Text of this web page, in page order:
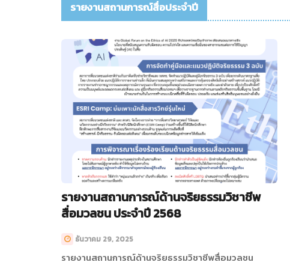
รายงานสถานการณ์สื่อประจำปี
รายงานสถานการณ์ด้านจริยธรรมวิชาชีพ
สื่อมวลชน ประจำปี 2568
ธันวาคม 29, 2025
รายงานสถานการณ์ด้านจริยธรรมวิชาชีพสื่อมวลชน